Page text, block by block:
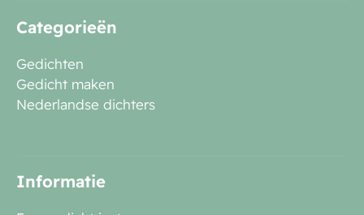
Categorieën
Gedichten
Gedicht maken
Nederlandse dichters
Informatie